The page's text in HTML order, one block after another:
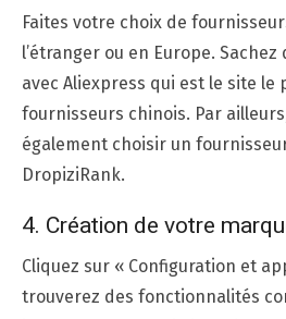
Faites votre choix de
l’étranger ou en Europe.
avec Aliexpress qui est le site le
fournisseurs chinois. Par
également choisir un
DropiziRank.
4. Création de votre
Cliquez sur « Configuration et
trouverez des fonctionnalités